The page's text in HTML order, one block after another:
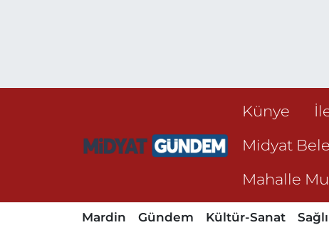
Künye
Midyat
Mahalle
Mardin Gündem Kültür-Sanat